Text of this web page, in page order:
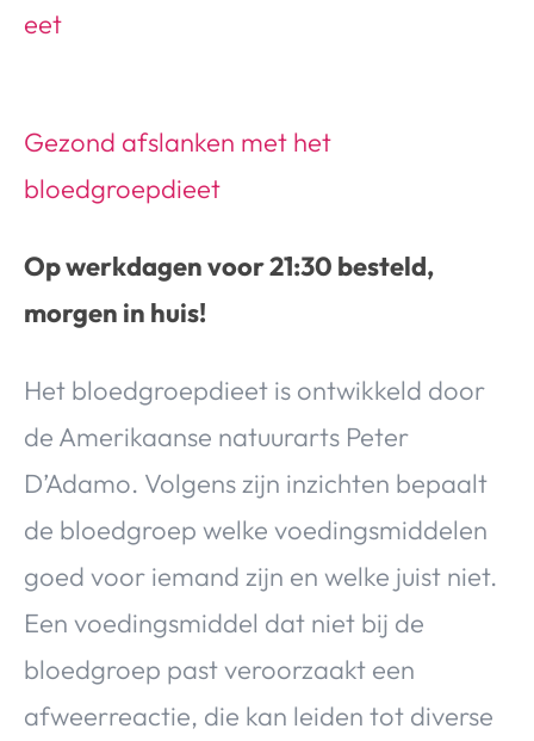
Gezond afslanken met het
bloedgroepdieet
Op werkdagen voor 21:30 besteld,
morgen in huis!
Het bloedgroepdieet is ontwikkeld door
de Amerikaanse natuurarts Peter
D’Adamo. Volgens zijn inzichten bepaalt
de bloedgroep welke voedingsmiddelen
goed voor iemand zijn en welke juist niet.
Een voedingsmiddel dat niet bij de
bloedgroep past veroorzaakt een
afweerreactie, die kan leiden tot diverse